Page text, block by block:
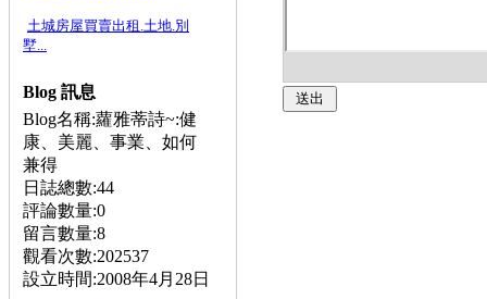
土城房屋買賣出租.土地.別
墅...
Blog 訊息
Blog名稱:蘿雅蒂詩~:健
康、美麗、事業、如何
兼得
日誌總數:44
評論數量:0
留言數量:8
觀看次數:202537
設立時間:2008年4月28日